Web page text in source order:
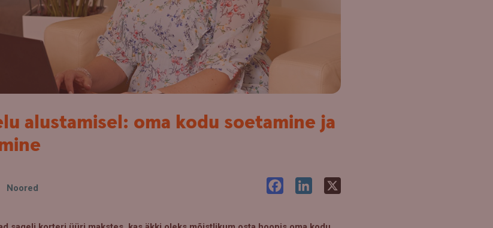
alustamisel: oma kodu soetamine ja
Noored FacebookLinkedIn